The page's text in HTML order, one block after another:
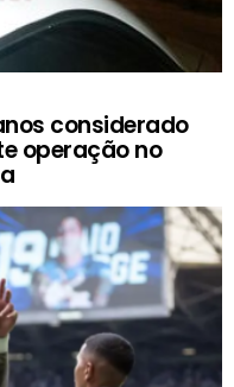
considerado
operação no